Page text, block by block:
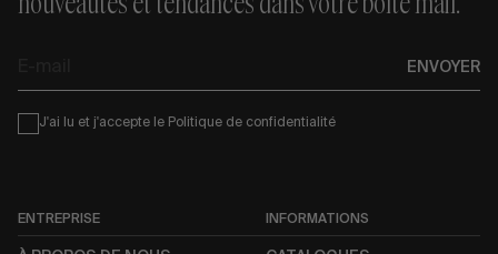
ENVOYER
Condiciones
J'ai lu et j'accepte le Politique de confidentialité
ENTREPRISE INFORMATIONS